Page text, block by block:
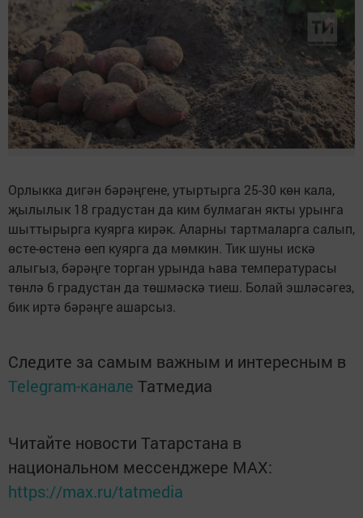
Орлыкка дигән бәрәңгене, утыртырга 25-30 көн кала,
җылылык 18 градустан да ким булмаган якты урынга
шыттырырга куярга кирәк. Аларны тартмаларга салып,
өсте-өстенә өеп куярга да мөмкин. Тик шуны искә
алыгыз, бәрәңге торган урында һава температурасы
төнлә 6 градустан да төшмәскә тиеш. Болай эшләсәгез,
бик иртә бәрәңге ашарсыз.
Следите за самым важным и интересным в
Telegram-канале Татмедиа
Читайте новости Татарстана в
национальном мессенджере MАХ:
https://max.ru/tatmedia